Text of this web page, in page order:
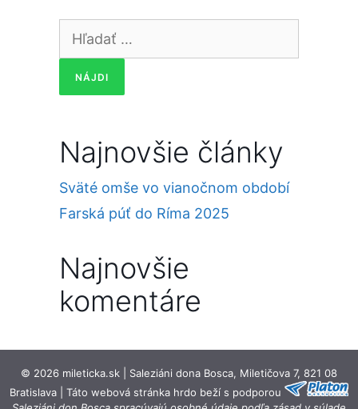
Hľadať:
Najnovšie články
Sväté omše vo vianočnom období
Farská púť do Ríma 2025
Najnovšie
komentáre
© 2026 mileticka.sk | Saleziáni dona Bosca, Miletičova 7, 821 08
Bratislava | Táto webová stránka hrdo beží s podporou